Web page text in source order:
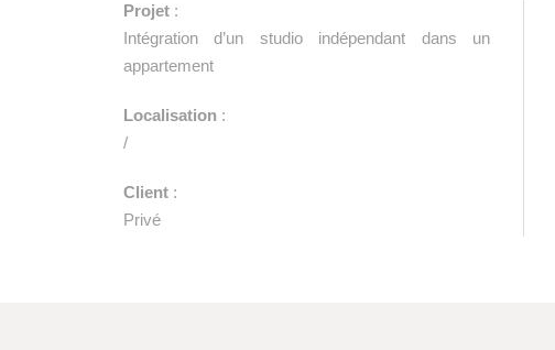
Projet :
Intégration d’un studio indépendant dans un
appartement
Localisation :
/
Client :
Privé